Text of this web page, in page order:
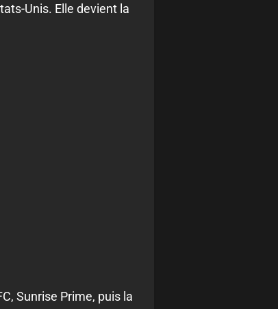
Unis. Elle devient la
Sunrise Prime, puis la